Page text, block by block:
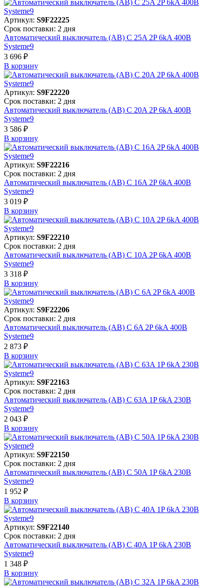
Артикул: S9F22225
Срок поставки: 2 дня
Автоматический выключатель (АВ) C 25A 2P 6kA 400В
Systeme9
3 696 ₽
В корзинy
Артикул: S9F22220
Срок поставки: 2 дня
Автоматический выключатель (АВ) C 20A 2P 6kA 400В
Systeme9
3 586 ₽
В корзинy
Артикул: S9F22216
Срок поставки: 2 дня
Автоматический выключатель (АВ) C 16A 2P 6kA 400В
Systeme9
3 019 ₽
В корзинy
Артикул: S9F22210
Срок поставки: 2 дня
Автоматический выключатель (АВ) C 10A 2P 6kA 400В
Systeme9
3 318 ₽
В корзинy
Артикул: S9F22206
Срок поставки: 2 дня
Автоматический выключатель (АВ) C 6A 2P 6kA 400В
Systeme9
2 873 ₽
В корзинy
Артикул: S9F22163
Срок поставки: 2 дня
Автоматический выключатель (АВ) C 63A 1P 6kA 230В
Systeme9
2 043 ₽
В корзинy
Артикул: S9F22150
Срок поставки: 2 дня
Автоматический выключатель (АВ) C 50A 1P 6kA 230В
Systeme9
1 952 ₽
В корзинy
Артикул: S9F22140
Срок поставки: 2 дня
Автоматический выключатель (АВ) C 40A 1P 6kA 230В
Systeme9
1 348 ₽
В корзинy